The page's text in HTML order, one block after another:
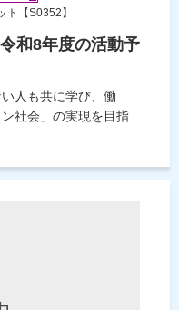
【S0352】
和8年度の活動予
人も共に学び、働
社会」の実現を目指